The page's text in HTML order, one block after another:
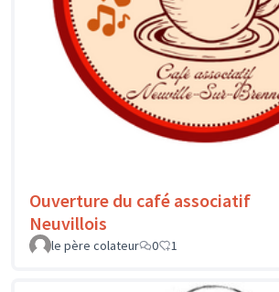
Ouverture du café associatif
Neuvillois
le père colateur
0 1